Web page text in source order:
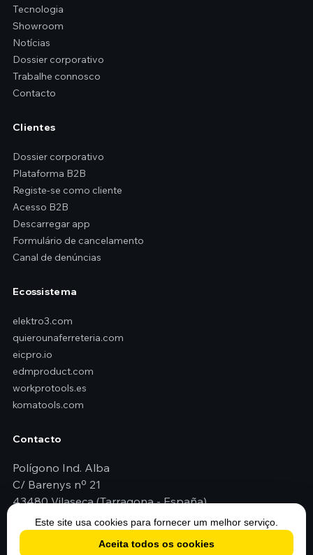
Tecnologia
Showroom
Notícias
Dossier corporativo
Trabalhe connosco
Contacto
Clientes
Dossier corporativo
Plataforma B2B
Registe-se como cliente
Acesso B2B
Descarregar app
Formulário de cancelamento
Canal de denúncias
Ecossistema
elektro3.com
quierounaferreteria.com
eicpro.io
edmproduct.com
workprotools.es
komatools.com
Contacto
Polígono Ind. Alba
C/ Barenys nº 21
43480 Vilaseca (Tarragona - España)
+351 211 166 712
geral@elektro3.com
Este site usa cookies para fornecer um melhor serviço.
Aceita todos os cookies